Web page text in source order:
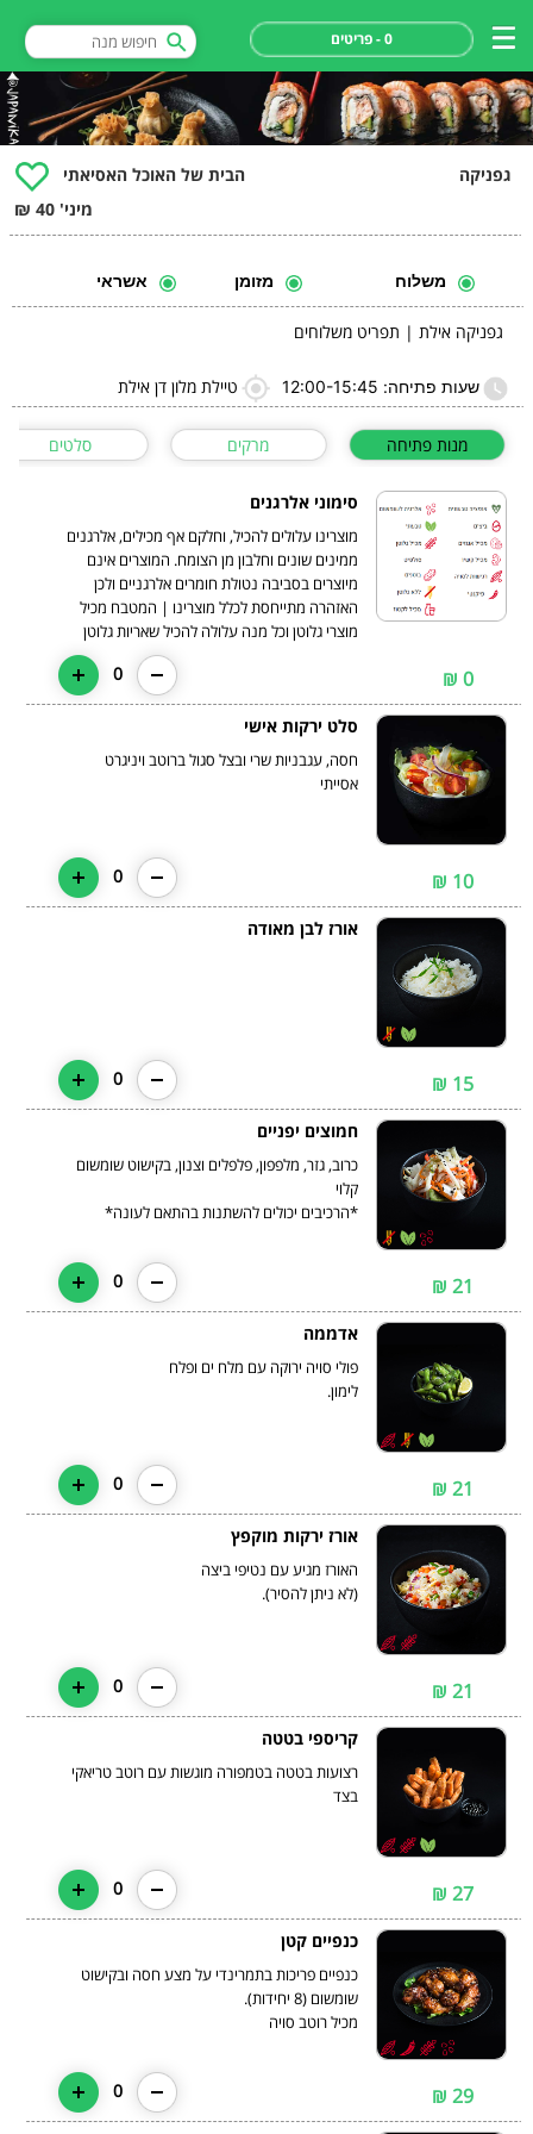
0 - פריטים
הבית של האוכל האסיאתי
גפניקה
מיני' 40 ₪
משלוח מזומן אשראי
גפניקה אילת | תפריט משלוחים
שעות פתיחה: 12:00-15:45 טיילת מלון דן אילת
מנות פתיחה מרקים סלטים
סימוני אלרגנים
מוצרינו עלולים להכיל, וחלקם אף מכילים, אלרגנים
ממינים שונים וחלבון מן הצומח. המוצרים אינם
מיוצרים בסביבה נטולת חומרים אלרגניים ולכן
האזהרה מתייחסת לכלל מוצרינו | המטבח מכיל
מוצרי גלוטן וכל מנה עלולה להכיל שאריות גלוטן
0 ₪
0
סלט ירקות אישי
חסה, עגבניות שרי ובצל סגול ברוטב ויניגרט
אסייתי
10 ₪
0
אורז לבן מאודה
15 ₪
0
חמוצים יפניים
כרוב, גזר, מלפפון, פלפלים וצנון, בקישוט שומשום
*הרכיבים יכולים להשתנות בהתאם לעונה*
21 ₪
0
אדממה
פולי סויה ירוקה עם מלח ים ופלח
לימון.
21 ₪
0
אורז ירקות מוקפץ
(לא ניתן להסיר).
21 ₪
0
קריספי בטטה
רצועות בטטה בטמפורה מוגשות עם רוטב טריאקי
בצד
27 ₪
0
כנפיים קטן
כנפיים פריכות בתמרינדי על מצע חסה ובקישוט
מכיל רוטב סויה
29 ₪
0